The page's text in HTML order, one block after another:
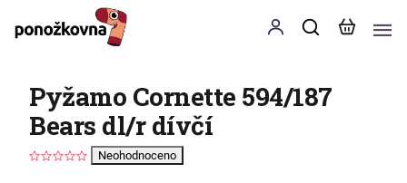
Pyžamo Cornette 594/187
Bears dl/r dívčí
Neohodnoceno